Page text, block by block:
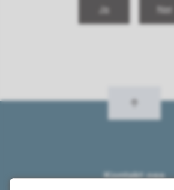
Ja Nei
Kontakt oss